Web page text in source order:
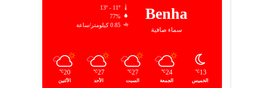
Benha
سماء صافية
77%
0.85 كيلومتر/ساعة
13
℃
الخميس
24
℃
الجمعة
27
℃
السبت
27
℃
الأحد
20
℃
الأثنين